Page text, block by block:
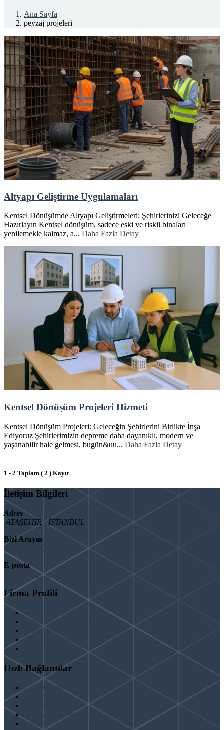
Ana Sayfa
peyzaj projeleri
Altyapı Geliştirme Uygulamaları
Kentsel Dönüşümde Altyapı Geliştirmeleri: Şehirlerinizi Geleceğe
Hazırlayın Kentsel dönüşüm, sadece eski ve riskli binaları
yenilemekle kalmaz, a... Daha Fazla Detay
Kentsel Dönüşüm Projeleri Hizmeti
Kentsel Dönüşüm Projeleri: Geleceğin Şehirlerini Birlikte İnşa
Ediyoruz Şehirlerimizin depreme daha dayanıklı, modern ve
yaşanabilir hale gelmesi, bugün&uu... Daha Fazla Detay
1 - 2 Toplam ( 2 ) Kayıt
İletişim Bilgileri
Adres
ATAŞEHİR - İSTANBUL
Bizi Arayın
E-posta
info@binaguclendir.com
Firma Profili
Hakkımızda
Hizmet Verdiğimiz Bölgeler
Paydaşlarımız
İş Birliği Teklifleri
Şartlar ve Koşullar
Hızlı Bağlantılar
Güçlendirme
Hizmetlerimiz
Test & Analiz & Rapor
İletişim